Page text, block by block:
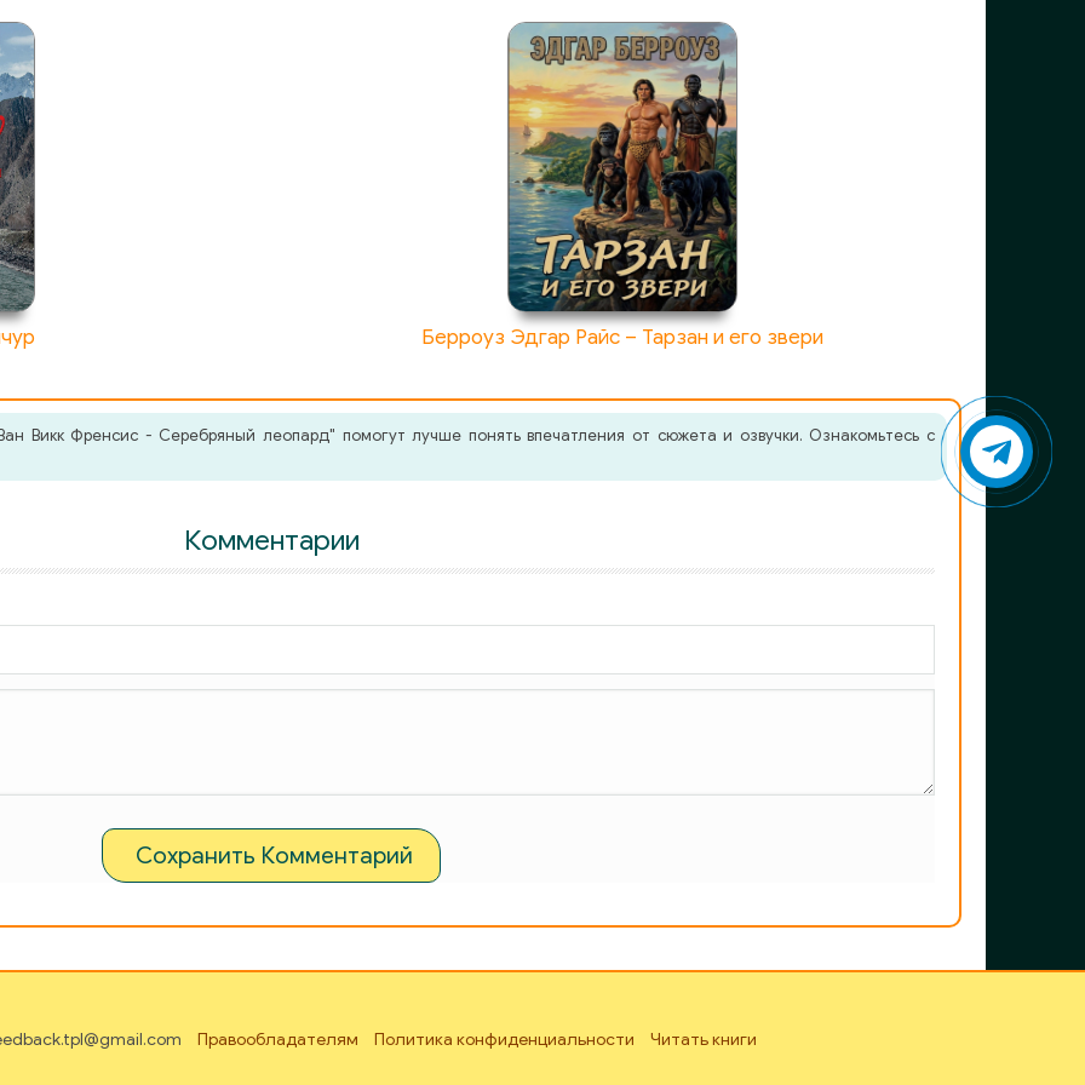
Берроуз Эдгар Райс – Тарзан и его звери
Викк Френсис - Серебряный леопард" помогут лучше понять впечатления от сюжета и озвучки. Ознакомьтесь с
Комментарии
Сохранить Комментарий
Правообладателям Политика конфиденциальности Читать книги